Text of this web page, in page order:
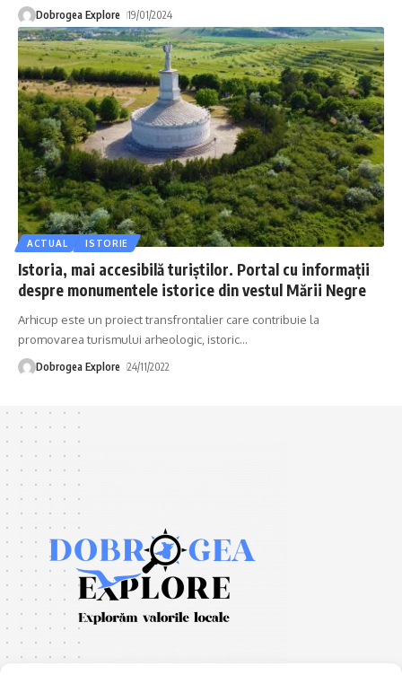
Dobrogea Explore 19/01/2024
ACTUAL ISTORIE
Istoria, mai accesibilă turiștilor. Portal cu informații
despre monumentele istorice din vestul Mării Negre
Arhicup este un proiect transfrontalier care contribuie la
promovarea turismului arheologic, istoric…
Dobrogea Explore 24/11/2022